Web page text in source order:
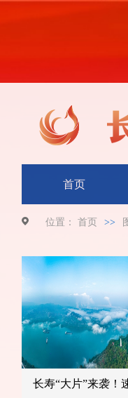
首页
位置： 首页 >>
长寿“大片”来袭！